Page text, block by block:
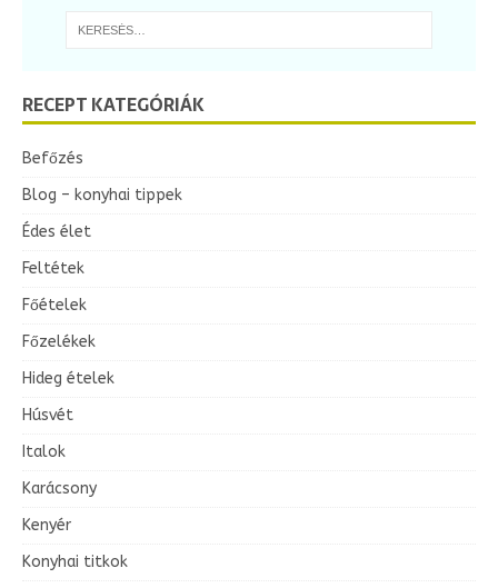
RECEPT KATEGÓRIÁK
Befőzés
Blog – konyhai tippek
Édes élet
Feltétek
Főételek
Főzelékek
Hideg ételek
Húsvét
Italok
Karácsony
Kenyér
Konyhai titkok